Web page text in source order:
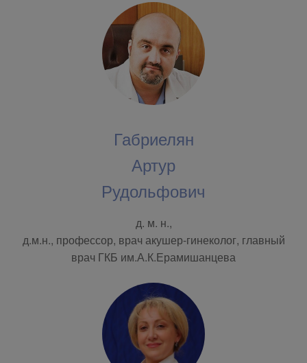
Габриелян
Артур
Рудольфович
д. м. н.,
д.м.н., профессор, врач акушер-гинеколог, главный
врач ГКБ им.А.К.Ерамишанцева